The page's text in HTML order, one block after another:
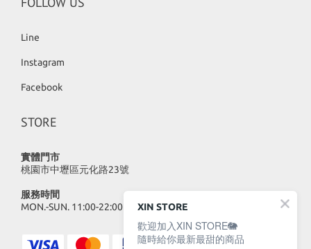
Line
Instagram
Facebook
STORE
實體門市
桃園市中壢區元化路23號
服務時間
MON.-SUN. 11:00-22:00
XIN STORE
歡迎加入XIN STORE🐘
隨時給你最新最甜的商品